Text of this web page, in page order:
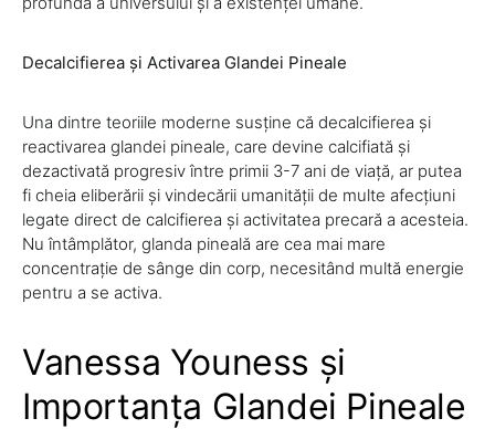
Decalcifierea și Activarea Glandei Pineale
Una dintre teoriile moderne susține că decalcifierea și
reactivarea glandei pineale, care devine calcifiată și
dezactivată progresiv între primii 3-7 ani de viață, ar putea
fi cheia eliberării și vindecării umanității de multe afecțiuni
legate direct de calcifierea și activitatea precară a acesteia.
Nu întâmplător, glanda pineală are cea mai mare
concentrație de sânge din corp, necesitând multă energie
pentru a se activa.
Vanessa Youness și
Importanța Glandei Pineale